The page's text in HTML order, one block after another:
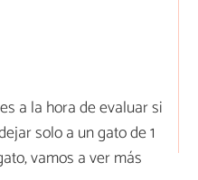
a la hora de evaluar si
solo a un gato de 1
vamos a ver más